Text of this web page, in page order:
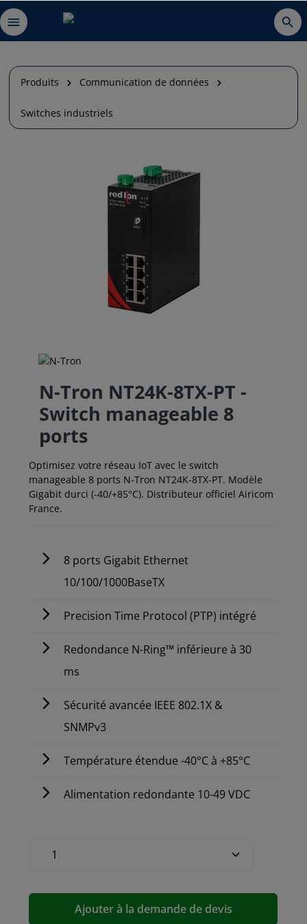
Produits Communication de données
Switches industriels
N-Tron NT24K-8TX-PT -
Switch manageable 8
ports
Optimisez votre réseau IoT avec le switch
manageable 8 ports N-Tron NT24K-8TX-PT. Modèle
Gigabit durci (-40/+85°C). Distributeur officiel Airicom
France.
8 ports Gigabit Ethernet
10/100/1000BaseTX
Precision Time Protocol (PTP) intégré
Redondance N-Ring™ inférieure à 30
ms
Sécurité avancée IEEE 802.1X &
SNMPv3
Température étendue -40°C à +85°C
Alimentation redondante 10-49 VDC
Ajouter à la demande de devis